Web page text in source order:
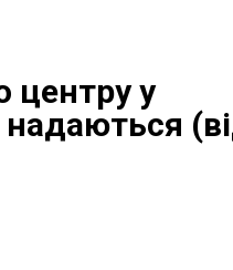
центру у
надаються